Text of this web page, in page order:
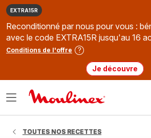
EXTRA15R
Reconditionné par nous pour vous :
avec le code EXTRA15R jusqu'au 16
Conditions de l'offre
Je découvre
Ouvrir
TOUTES NOS RECETTES